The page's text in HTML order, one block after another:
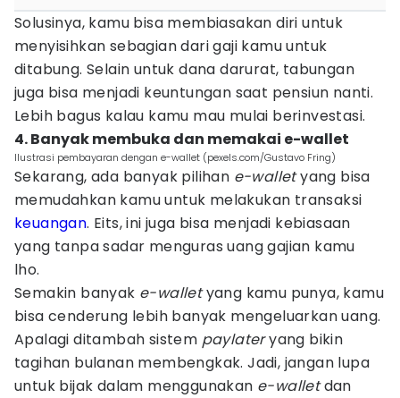
Solusinya, kamu bisa membiasakan diri untuk
menyisihkan sebagian dari gaji kamu untuk
ditabung. Selain untuk dana darurat, tabungan
juga bisa menjadi keuntungan saat pensiun nanti.
Lebih bagus kalau kamu mau mulai berinvestasi.
4. Banyak membuka dan memakai e-wallet
Ilustrasi pembayaran dengan e-wallet (pexels.com/Gustavo Fring)
Sekarang, ada banyak pilihan e-walletyang bisa
memudahkan kamu untuk melakukan transaksi
keuangan. Eits, ini juga bisa menjadi kebiasaan
yang tanpa sadar menguras uang gajian kamu
lho.
Semakin banyak e-walletyang kamu punya, kamu
bisa cenderung lebih banyak mengeluarkan uang.
Apalagi ditambah sistem paylateryang bikin
tagihan bulanan membengkak. Jadi, jangan lupa
untuk bijak dalam menggunakan e-walletdan